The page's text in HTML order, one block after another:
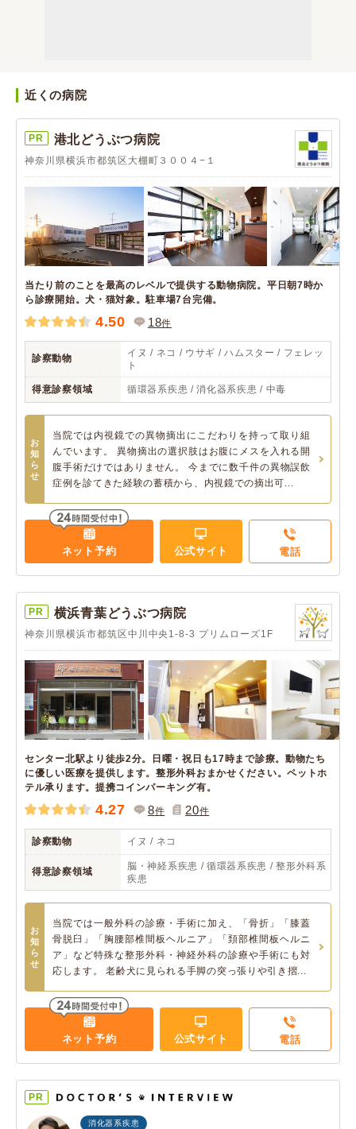
近くの病院
PR 港北どうぶつ病院
神奈川県横浜市都筑区大棚町３００４−１
当たり前のことを最高のレベルで提供する動物病院。平日朝7時か
ら診療開始。犬・猫対象。駐車場7台完備。
4.50 18件
診察動物
イヌ / ネコ / ウサギ / ハムスター / フェレッ
ト
得意診察領域 循環器系疾患 / 消化器系疾患 / 中毒
お
知
ら
せ
当院では内視鏡での異物摘出にこだわりを持って取り組
んでいます。 異物摘出の選択肢はお腹にメスを入れる開
腹手術だけではありません。 今までに数千件の異物誤飲
症例を診てきた経験の蓄積から、内視鏡での摘出可...
ネット予約 公式サイト 電話
PR 横浜青葉どうぶつ病院
神奈川県横浜市都筑区中川中央1-8-3 プリムローズ1F
センター北駅より徒歩2分。日曜・祝日も17時まで診療。動物たち
に優しい医療を提供します。整形外科おまかせください。ペットホ
テル承ります。提携コインパーキング有。
4.27 8件 20件
診察動物 イヌ / ネコ
得意診察領域
脳・神経系疾患 / 循環器系疾患 / 整形外科系
疾患
お
知
ら
せ
当院では一般外科の診療・手術に加え、「骨折」「膝蓋
骨脱臼」「胸腰部椎間板ヘルニア」「頚部椎間板ヘルニ
ア」など特殊な整形外科・神経外科の診療や手術にも対
応します。 老齢犬に見られる手脚の突っ張りや引き摺...
ネット予約 公式サイト 電話
PR
消化器系疾患